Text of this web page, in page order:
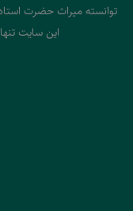
توانسته میراث حضرت
این سایت